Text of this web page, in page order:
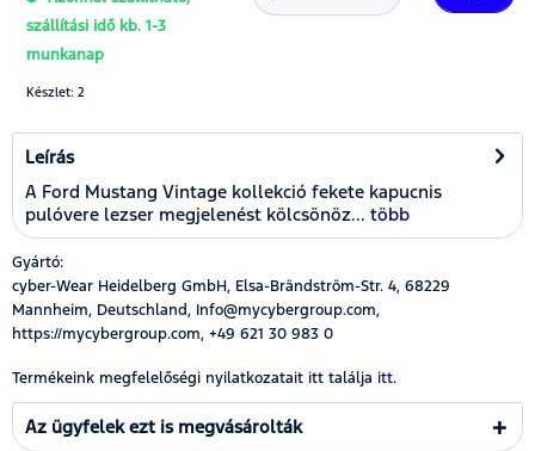
szállítási idő kb. 1-3
munkanap
Készlet: 2
Leírás
A Ford Mustang Vintage kollekció fekete kapucnis
pulóvere lezser megjelenést kölcsönöz... több
Gyártó:
cyber-Wear Heidelberg GmbH, Elsa-Brändström-Str. 4, 68229
Mannheim, Deutschland, Info@mycybergroup.com,
https://mycybergroup.com, +49 621 30 983 0
Termékeink megfelelőségi nyilatkozatait itt találja itt.
Az ügyfelek ezt is megvásárolták